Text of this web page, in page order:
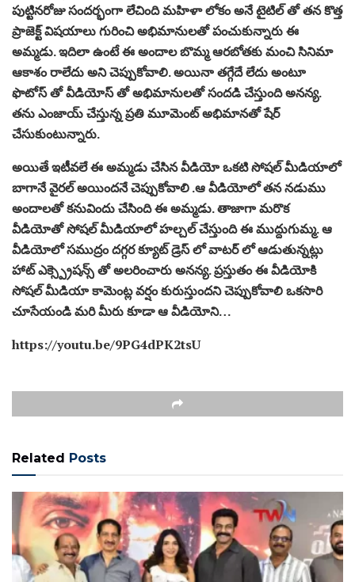
పుట్టినరోజు సందర్భంగా లేచింది మహిళా లోకం అనే టైటిల్ తో తన కొత్త
ప్రాజెక్ట్ విషయాలు గురించి అభిమానులతో పంచుకున్నారు ఈ
అమ్మడు. ఇదిలా ఉంటే ఈ అందాల బొమ్మ ఆరబోతకు మంచి సినిమా
ఆకాశం రాలేదు అని చెప్పుకోవాలి. అయినా తగ్గేదే లేదు అంటూ
ఫొటోస్ తో వీడియోస్ తో అభిమానులతో సందడి చేస్తుంది అనన్య.
తను ఎంజాయ్ చేస్తున్న ప్రతి మూమెంట్ అభిమానతో షేర్
చేసుకుంటున్నారు.
అయితే ఇటీవలే ఈ అమ్మడు చేసిన వీడియో ఒకటి సోషల్ మీడియాలో
బాగానే వైరల్ అయిందనే చెప్పుకోవాలి .ఆ వీడియోలో తన నడుము
అందాలతో కనువిందు చేసింది ఈ అమ్మడు. తాజాగా మరొక
వీడియోతో సోషల్ మీడియాలో హల్చల్ చేస్తుంది ఈ ముద్దుగుమ్మ. ఆ
వీడియోలో సముద్రం దగ్గర క్యూట్ డ్రెస్ లో వాటర్ లో ఆడుతున్నట్లు
హాట్ ఎక్స్ప్రెషన్స్ తో అలరించారు అనన్య. ప్రస్తుతం ఈ వీడియోకి
సోషల్ మీడియా కామెంట్ల వర్షం కురుస్తుందని చెప్పుకోవాలి ఒకసారి
చూసేయండి మరి మీరు కూడా ఆ వీడియోని…
https://youtu.be/9PG4dPK2tsU
Related Posts